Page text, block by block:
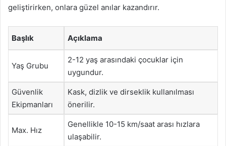
geliştirirken, onlara güzel anılar kazandırır.
Başlık Açıklama
Yaş Grubu
2-12 yaş arasındaki çocuklar için
uygundur.
Güvenlik
Ekipmanları
Kask, dizlik ve dirseklik kullanılması
önerilir.
Max. Hız
Genellikle 10-15 km/saat arası hızlara
ulaşabilir.